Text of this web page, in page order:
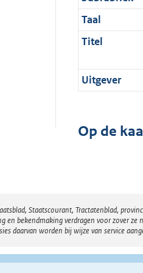
Taal
Titel
Uitgever
Op de
Staatscourant, Tractatenblad,
en bekendmaking verdragen voor zover
daarvan worden bij wijze van service